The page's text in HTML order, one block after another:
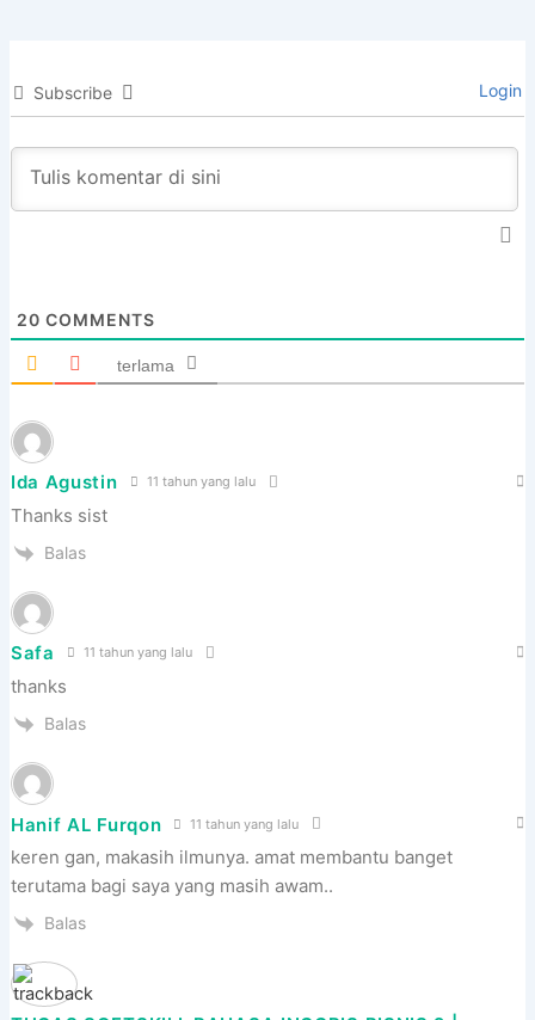
Subscribe Login
20 COMMENTS
terlama
Ida Agustin 11 tahun yang lalu
Thanks sist
Balas
Safa 11 tahun yang lalu
thanks
Balas
Hanif AL Furqon 11 tahun yang lalu
keren gan, makasih ilmunya. amat membantu banget
terutama bagi saya yang masih awam..
Balas